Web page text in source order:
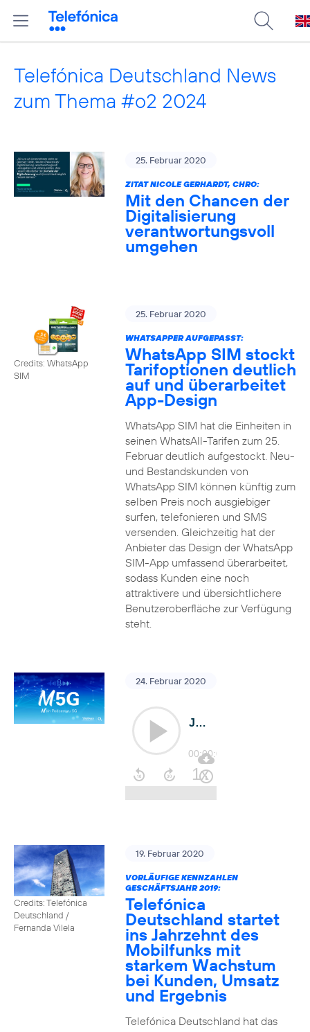
Telefónica Deutschland News
zum Thema #o2 2024
25. Februar 2020
ZITAT NICOLE GERHARDT, CHRO:
Mit den Chancen der
Digitalisierung
verantwortungsvoll
umgehen
Credits: WhatsApp
SIM
25. Februar 2020
WHATSAPPER AUFGEPASST:
WhatsApp SIM stockt
Tarifoptionen deutlich
auf und überarbeitet
App-Design
WhatsApp SIM hat die Einheiten in
seinen WhatsAll-Tarifen zum 25.
Februar deutlich aufgestockt. Neu-
und Bestandskunden von
WhatsApp SIM können künftig zum
selben Preis noch ausgiebiger
surfen, telefonieren und SMS
versenden. Gleichzeitig hat der
Anbieter das Design der WhatsApp
SIM-App umfassend überarbeitet,
sodass Kunden eine noch
attraktivere und übersichtlichere
Benutzeroberfläche zur Verfügung
steht.
24. Februar 2020
Credits: Telefónica
Deutschland /
Fernanda Vilela
19. Februar 2020
VORLÄUFIGE KENNZAHLEN
GESCHÄFTSJAHR 2019:
Telefónica
Deutschland startet
ins Jahrzehnt des
Mobilfunks mit
starkem Wachstum
bei Kunden, Umsatz
und Ergebnis
Telefónica Deutschland hat das